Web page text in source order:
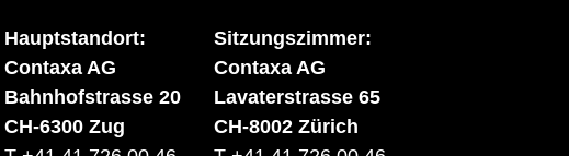
Hauptstandort:
Contaxa AG
Bahnhofstrasse 20
CH-6300 Zug
Sitzungszimmer:
Contaxa AG
Lavaterstrasse 65
CH-8002 Zürich